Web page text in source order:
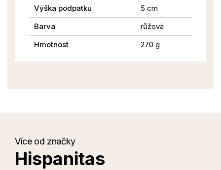
Výška podpatku
5 cm
Barva
růžová
Hmotnost
270 g
Více od značky
Hispanitas